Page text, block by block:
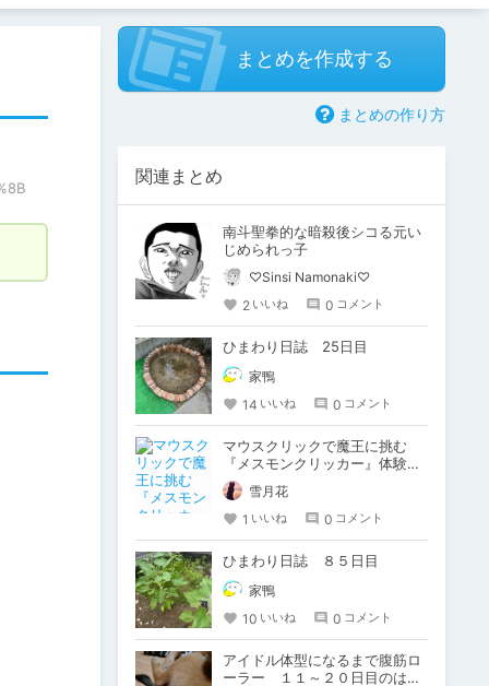
まとめを作成する
まとめの作り方
関連まとめ
南斗聖拳的な暗殺後シコる元い
じめられっ子
♡Sinsi Namonaki♡
2 いいね 0 コメント
ひまわり日誌 25日目
家鴨
14 いいね 0 コメント
マウスクリックで魔王に挑む
『メスモンクリッカー』体験版
プレイしてみた
雪月花
1 いいね 0 コメント
ひまわり日誌 ８５日目
家鴨
10 いいね 0 コメント
アイドル体型になるまで腹筋ロ
ーラー １１～２０日目のはず